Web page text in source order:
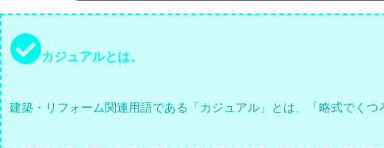
カジュアルとは。
建築・リフォーム関連用語である「カジュアル」とは、「略式でくつ